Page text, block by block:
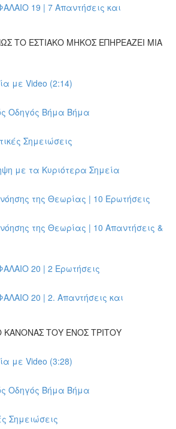
19 | 7 Απαντήσεις και
ΤΟ ΕΣΤΙΑΚΟ ΜΗΚΟΣ ΕΠΗΡΕΑΖΕΙ ΜΙΑ
με Video (2:14)
Οδηγός Βήμα Βήμα
Σημειώσεις
με τα Κυριότερα Σημεία
της Θεωρίας | 10 Ερωτήσεις
της Θεωρίας | 10 Απαντήσεις &
20 | 2 Ερωτήσεις
20 | 2. Απαντήσεις και
ΚΑΝΟΝΑΣ ΤΟΥ ΕΝΟΣ ΤΡΙΤΟΥ
με Video (3:28)
Οδηγός Βήμα Βήμα
Σημειώσεις